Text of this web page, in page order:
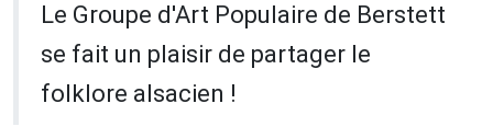
Le Groupe d'Art Populaire de Berstett
se fait un plaisir de partager le
folklore alsacien !